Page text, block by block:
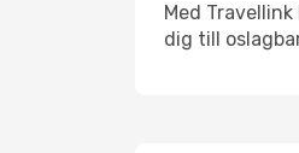
Med
dig till